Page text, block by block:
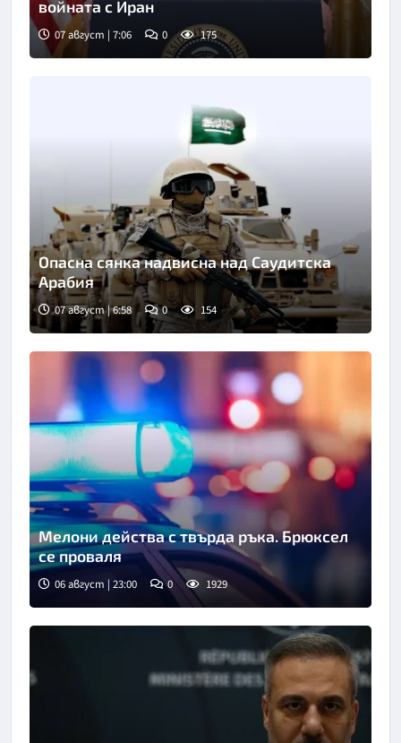
Снимка: Асошиейтед прес
войната с Иран
07 август | 7:06 0 175
Опасна сянка надвисна над Саудитска
Арабия
07 август | 6:58 0 154
Мелони действа с твърда ръка. Брюксел
се проваля
06 август | 23:00 0 1929